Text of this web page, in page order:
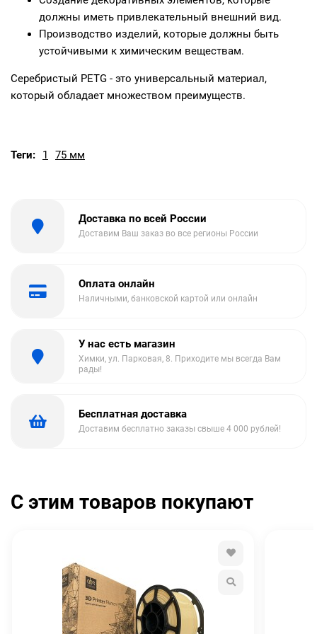
должны иметь привлекательный внешний вид.
Производство изделий, которые должны быть
устойчивыми к химическим веществам.
Серебристый PETG - это универсальный материал,
который обладает множеством преимуществ.
Теги: 1 75 мм
Доставка по всей России
Доставим Ваш заказ во все регионы России
Оплата онлайн
Наличными, банковской картой или онлайн
У нас есть магазин
Химки, ул. Парковая, 8. Приходите мы всегда Вам
рады!
Бесплатная доставка
Доставим бесплатно заказы свыше 4 000 рублей!
С этим товаров покупают